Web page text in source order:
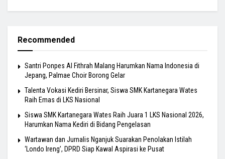
Recommended
Santri Ponpes Al Fithrah Malang Harumkan Nama Indonesia di
Jepang, Palmae Choir Borong Gelar
Talenta Vokasi Kediri Bersinar, Siswa SMK Kartanegara Wates
Raih Emas di LKS Nasional
Siswa SMK Kartanegara Wates Raih Juara 1 LKS Nasional 2026,
Harumkan Nama Kediri di Bidang Pengelasan
Wartawan dan Jurnalis Nganjuk Suarakan Penolakan Istilah
‘Londo Ireng’, DPRD Siap Kawal Aspirasi ke Pusat